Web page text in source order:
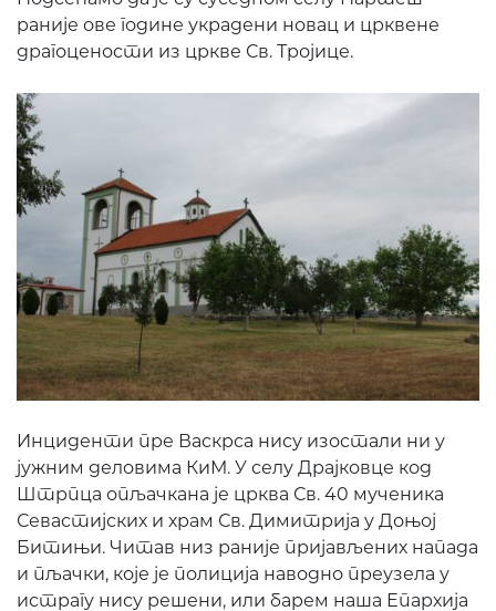
раније ове године украдени новац и црквене
драгоцености из цркве Св. Тројице.
Инциденти пре Васкрса нису изостали ни у
јужним деловима КиМ. У селу Драјковце код
Штрпца опљачкана је црква Св. 40 мученика
Севастијских и храм Св. Димитрија у Доњој
Битињи. Читав низ раније пријављених напада
и пљачки, које је полиција наводно преузела у
истрагу нису решени, или барем наша Епархија